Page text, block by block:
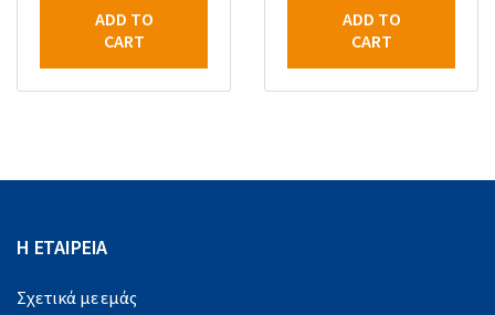
ADD TO
CART
ADD TO
CART
Η ΕΤΑΙΡΕΙΑ
Σχετικά με εμάς